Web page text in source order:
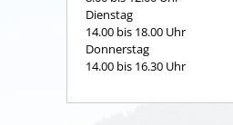
Dienstag
14.00 bis 18.00 Uhr
Donnerstag
14.00 bis 16.30 Uhr